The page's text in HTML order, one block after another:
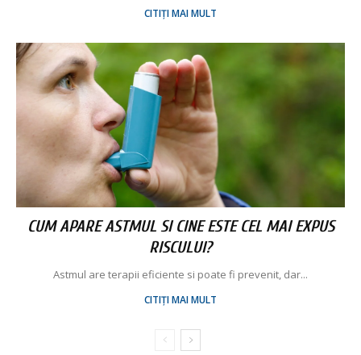
CITIȚI MAI MULT
CUM APARE ASTMUL SI CINE ESTE CEL MAI EXPUS
RISCULUI?
Astmul are terapii eficiente si poate fi prevenit, dar...
CITIȚI MAI MULT